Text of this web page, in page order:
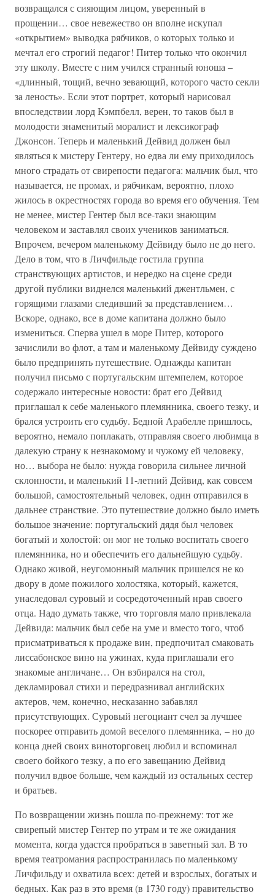
возвращался с сияющим лицом, уверенный в
прощении… свое невежество он вполне искупал
«открытием» выводка рябчиков, о которых только и
мечтал его строгий педагог! Питер только что окончил
эту школу. Вместе с ним учился странный юноша –
«длинный, тощий, вечно зевающий, которого часто секли
за леность». Если этот портрет, который нарисовал
впоследствии лорд Кэмпбелл, верен, то таков был в
молодости знаменитый моралист и лексикограф
Джонсон. Теперь и маленький Дейвид должен был
являться к мистеру Гентеру, но едва ли ему приходилось
много страдать от свирепости педагога: мальчик был, что
называется, не промах, и рябчикам, вероятно, плохо
жилось в окрестностях города во время его обучения. Тем
не менее, мистер Гентер был все-таки знающим
человеком и заставлял своих учеников заниматься.
Впрочем, вечером маленькому Дейвиду было не до него.
Дело в том, что в Личфильде гостила группа
странствующих артистов, и нередко на сцене среди
другой публики виднелся маленький джентльмен, с
горящими глазами следивший за представлением…
Вскоре, однако, все в доме капитана должно было
измениться. Сперва ушел в море Питер, которого
зачислили во флот, а там и маленькому Дейвиду суждено
было предпринять путешествие. Однажды капитан
получил письмо с португальским штемпелем, которое
содержало интересные новости: брат его Дейвид
приглашал к себе маленького племянника, своего тезку, и
брался устроить его судьбу. Бедной Арабелле пришлось,
вероятно, немало поплакать, отправляя своего любимца в
далекую страну к незнакомому и чужому ей человеку,
но… выбора не было: нужда говорила сильнее личной
склонности, и маленький 11-летний Дейвид, как совсем
большой, самостоятельный человек, один отправился в
дальнее странствие. Это путешествие должно было иметь
большое значение: португальский дядя был человек
богатый и холостой: он мог не только воспитать своего
племянника, но и обеспечить его дальнейшую судьбу.
Однако живой, неугомонный мальчик пришелся не ко
двору в доме пожилого холостяка, который, кажется,
унаследовал суровый и сосредоточенный нрав своего
отца. Надо думать также, что торговля мало привлекала
Дейвида: мальчик был себе на уме и вместо того, чтоб
присматриваться к продаже вин, предпочитал смаковать
лиссабонское вино на ужинах, куда приглашали его
знакомые англичане… Он взбирался на стол,
декламировал стихи и передразнивал английских
актеров, чем, конечно, несказанно забавлял
присутствующих. Суровый негоциант счел за лучшее
поскорее отправить домой веселого племянника, – но до
конца дней своих виноторговец любил и вспоминал
своего бойкого тезку, а по его завещанию Дейвид
получил вдвое больше, чем каждый из остальных сестер
и братьев.
По возвращении жизнь пошла по-прежнему: тот же
свирепый мистер Гентер по утрам и те же ожидания
момента, когда удастся пробраться в заветный зал. В то
время театромания распространилась по маленькому
Личфильду и охватила всех: детей и взрослых, богатых и
бедных. Как раз в это время (в 1730 году) правительство